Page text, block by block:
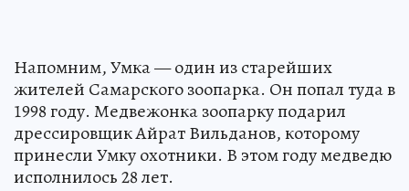
Напомним, Умка — один из старейших
жителей Самарского зоопарка. Он попал туда в
1998 году. Медвежонка зоопарку подарил
дрессировщик Айрат Вильданов, которому
принесли Умку охотники. В этом году медведю
исполнилось 28 лет.